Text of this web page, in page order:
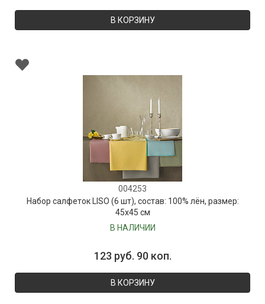
В КОРЗИНУ
004253
Набор салфеток LISO (6 шт), состав: 100% лён, размер:
45х45 см
В НАЛИЧИИ
123 руб. 90 коп.
В КОРЗИНУ